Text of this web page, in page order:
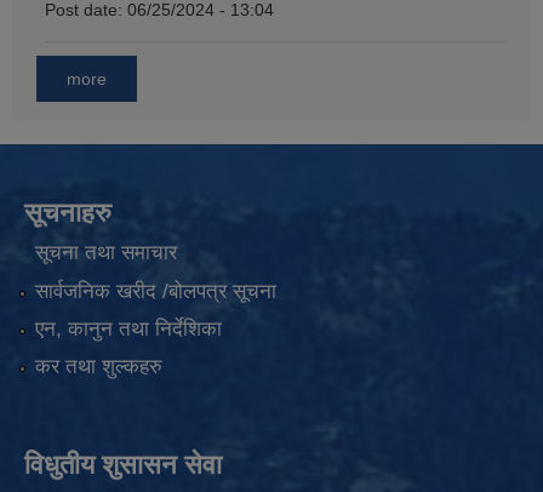
Post date: 06/25/2024 - 13:04
more
सूचनाहरु
सूचना तथा समाचार
सार्वजनिक खरीद /बोलपत्र सूचना
एन, कानुन तथा निर्देशिका
कर तथा शुल्कहरु
विधुतीय शुसासन सेवा